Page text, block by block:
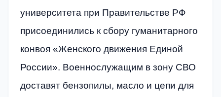
университета при Правительстве РФ
присоединились к сбору гуманитарного
конвоя «Женского движения Единой
России». Военнослужащим в зону СВО
доставят бензопилы, масло и цепи для